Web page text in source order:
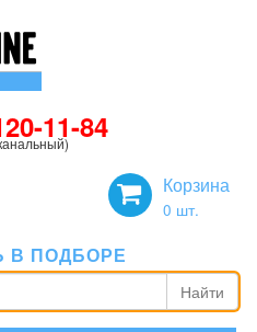
11-84
Корзина
0 шт.
В ПОДБОРЕ
Найти